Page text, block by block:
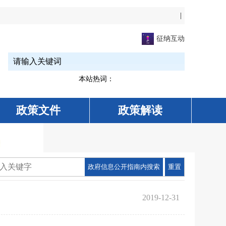
征纳互动
本站热词：
政策文件 政策解读
政府信息公开指南内搜索 重置
2019-12-31